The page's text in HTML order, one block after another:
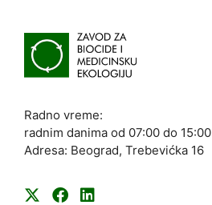
Radno vreme:
radnim danima od 07:00 do 15:00
Adresa: Beograd, Trebevićka 16